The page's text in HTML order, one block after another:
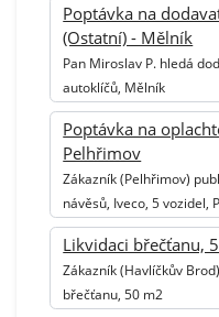
Poptávka na
(Ostatní) - Mělník
Pan Miroslav P. hledá
autoklíčů, Mělník
Poptávka na
Pelhřimov
Zákazník (Pelhřimov)
návěsů, Iveco, 5 vozidel,
Likvidaci břečťanu,
Zákazník (Havlíčkův
břečťanu, 50 m2